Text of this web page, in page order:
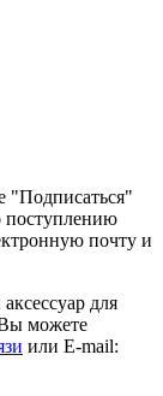
"Подписаться"
поступлению
почту и
для
можете
или E-mail: